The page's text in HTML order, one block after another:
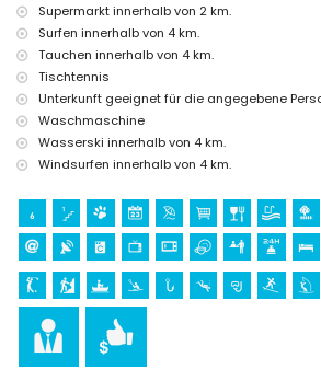
Golf (Club de Golf Ifach), Klettern,
Tauchen, Schnorcheln, Surfen, Windsurfen
von 5 Kilometern vom Haus)
Tennis und Reiten (innerhalb von 10
Supermarkt innerhalb von 2 km.
Surfen innerhalb von 4 km.
Tauchen innerhalb von 4 km.
Tischtennis
Unterkunft geeignet für die angegebene
Waschmaschine
Wasserski innerhalb von 4 km.
Windsurfen innerhalb von 4 km.